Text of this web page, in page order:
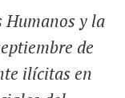
Humanos y la
de
ilícitas en